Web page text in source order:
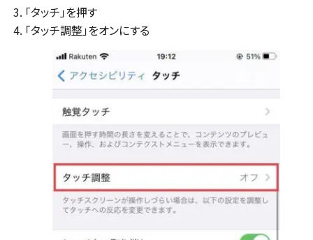
「タッチ」を押す
「タッチ調整」をオンにする